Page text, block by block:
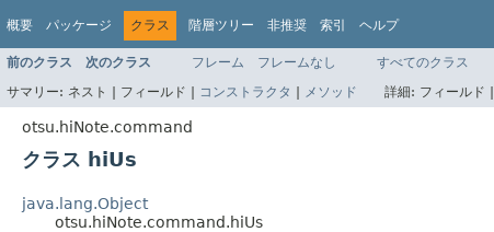
概要 パッケージ クラス 階層ツリー 非推奨 索引 ヘルプ
前のクラス 次のクラス フレーム フレームなし
すべてのクラス
サマリー: ネスト | フィールド | コンストラクタ | メソッド 詳細: フィールド |
otsu.hiNote.command
クラス hiUs
java.lang.Object
otsu.hiNote.command.hiUs